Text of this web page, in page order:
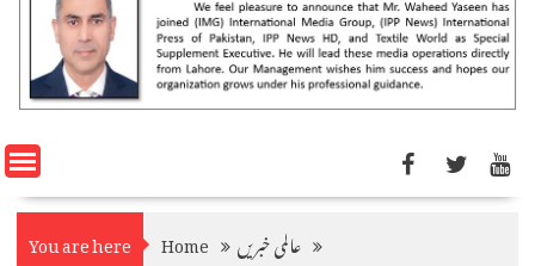
You are here Home
عالمی خبریں